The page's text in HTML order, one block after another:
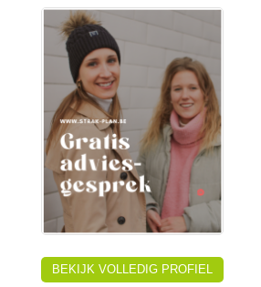
BEKIJK VOLLEDIG PROFIEL